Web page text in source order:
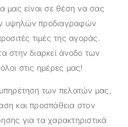
μας είναι σε θέση να σας
υψηλών προδιαγραφών
τιμές της αγοράς.
στην διαρκεί άνοδο των
στις ημέρες μας!
των πελατών μας,
και προσπάθεια στον
για τα χαρακτηριστικά